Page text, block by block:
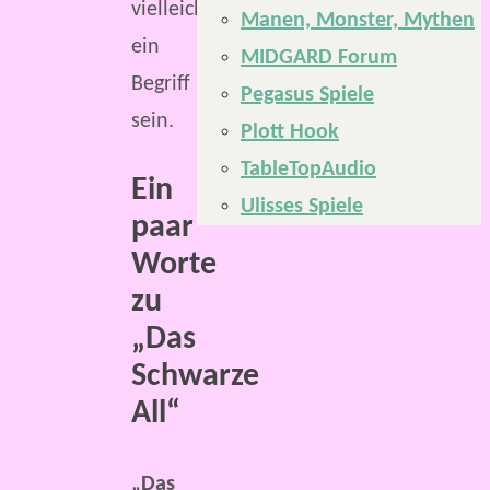
vielleicht
ein
Begriff
sein.
Ein
paar
Worte
zu
„Das
Schwarze
All“
„Das
Manen, Monster, Mythen
MIDGARD Forum
Pegasus Spiele
Plott Hook
TableTopAudio
Ulisses Spiele